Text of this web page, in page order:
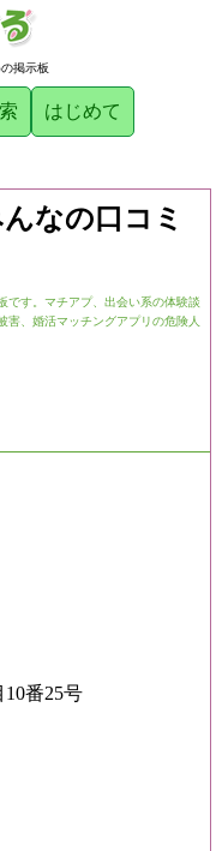
掲示板
はじめて
なの口コミ
です。マチアプ、出会い系の体験談
害、婚活マッチングアプリの危険人
番25号